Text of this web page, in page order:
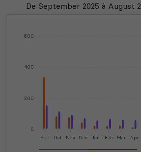
0
200
400
600
Sep Oct Nov Dec Jan Feb Mar Apr